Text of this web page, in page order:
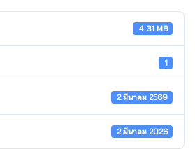
4.31 MB
1
2 มีนาคม 2569
2 มีนาคม 2026